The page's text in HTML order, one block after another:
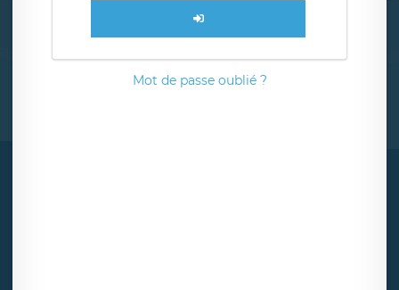
Mot de passe oublié ?